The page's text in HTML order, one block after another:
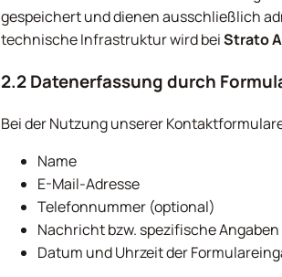
gespeichert und dienen ausschließlich
technische Infrastruktur wird beiStrato
2.2 Datenerfassung durch
Bei der Nutzung unserer
Name
E-Mail-Adresse
Telefonnummer (optional)
Nachricht bzw. spezifische
Datum und Uhrzeit der